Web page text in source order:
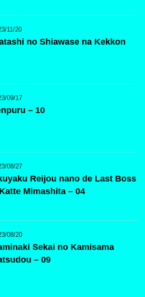
11/20
no Shiawase na Kekkon
09/17
– 10
08/27
Reijou nano de Last Boss
Mimashita – 04
08/20
Sekai no Kamisama
– 09